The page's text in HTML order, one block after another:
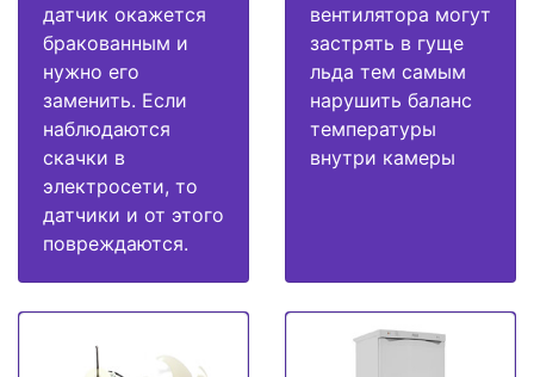
датчик окажется
бракованным и
нужно его
заменить. Если
наблюдаются
скачки в
электросети, то
датчики и от этого
повреждаются.
вентилятора могут
застрять в гуще
льда тем самым
нарушить баланс
температуры
внутри камеры